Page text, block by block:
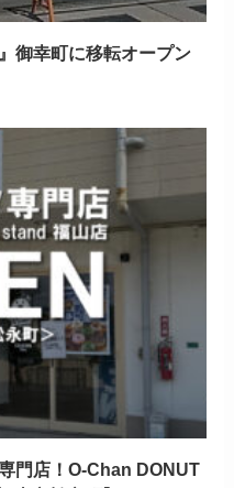
御幸町に移転オープン
門店！O-Chan DONUT